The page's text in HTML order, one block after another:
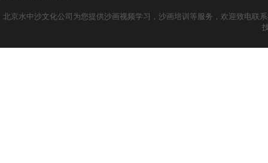
北京水中沙文化公司为您提供沙画视频学习，沙画培训等服务，欢迎致电联